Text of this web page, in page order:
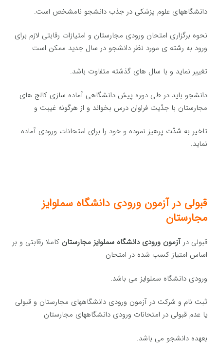
دانشگاههای علوم پزشکی در جذب دانشجو نامشخص است.
نحوه برگزاری امتحان ورودی مجارستان و امتیازات رقابتی لازم برای
ورود به رشته ی مورد نظر دانشجو در سال جدید ممکن است
تغییر نماید و با سال های گذشته متفاوت باشد.
دانشجو باید در طی دوره پیش دانشگاهی آماده سازی کالج های
مجارستان با جدّیت فراوان درس بخواند و از هرگونه غیبت و
تاخیر به شدّت پرهیز نموده و خود را برای امتحانات ورودی آماده
نماید.
قبولی درآزمونورودی دانشگاه سملوایز
مجارستان
قبولی درآزمون ورودی دانشگاه سملوایز مجارستانکاملا رقابتی و بر
اساس امتیاز کسب شده در امتحان
ورودی دانشگاه سملوایز می باشد.
ثبت نام و شرکت در آزمون ورودی دانشگاههای مجارستان و قبولی
یا عدم قبولی در امتحانات ورودی دانشگاههای مجارستان
بعهده دانشجو می باشد.